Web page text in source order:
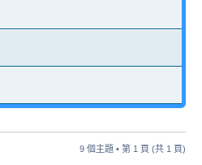
9 個主題 • 第 1 頁 (共 1 頁)